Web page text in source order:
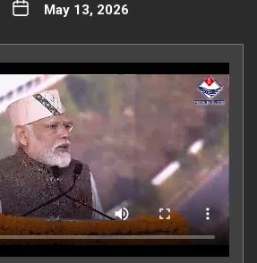
May 13, 2026